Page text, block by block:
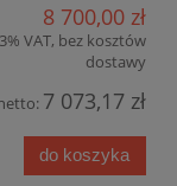
8 700,00 zł
VAT, bez kosztów
dostawy
7 073,17 zł
do koszyka